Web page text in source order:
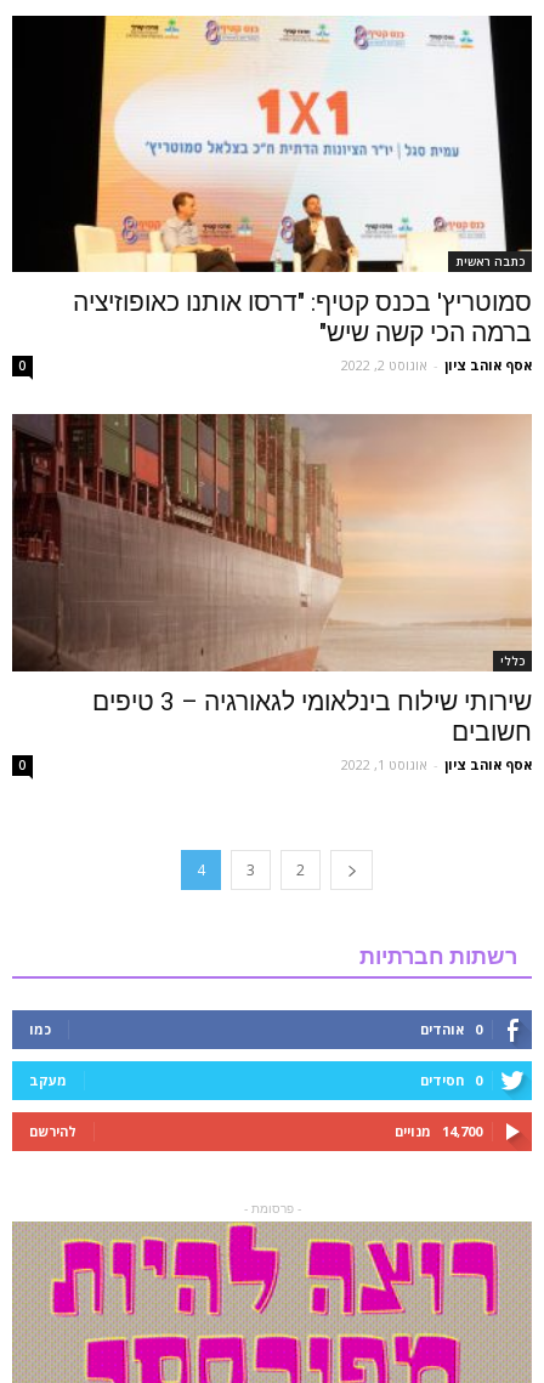
כתבה ראשית
סמוטריץ' בכנס קטיף: "דרסו אותנו כאופוזיציה
ברמה הכי קשה שיש"
אסף אוהב ציון - אוגוסט 2, 2022 0
כללי
שירותי שילוח בינלאומי לגאורגיה – 3 טיפים
חשובים
אסף אוהב ציון - אוגוסט 1, 2022 0
2
3
4
רשתות חברתיות
0 אוהדים כמו
0 חסידים מעקב
14,700 מנויים להירשם
- פרסומת -